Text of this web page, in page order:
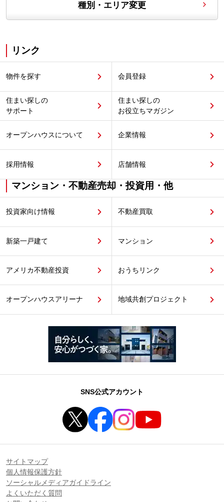
種別・エリア変更
リンク
物件を探す 会員登録
住まい探しの
サポート
住まい探しの
お役立ちマガジン
オープンハウスについて 企業情報
採用情報 店舗情報
マンション・不動産売却・投資用・他
投資家向け情報 不動産買取
新築一戸建て マンション
アメリカ不動産投資 おうちリンク
オープンハウスアリーナ 地域共創プロジェクト
SNS公式アカウント
サイトマップ
個人情報保護方針
ソーシャルメディアガイドライン
よくいただく質問